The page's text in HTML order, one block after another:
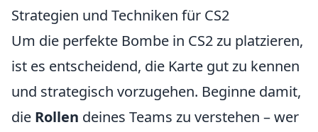
Strategien und Techniken für CS2
Um die perfekte Bombe in CS2 zu platzieren,
ist es entscheidend, die Karte gut zu kennen
und strategisch vorzugehen. Beginne damit,
die Rollen deines Teams zu verstehen – wer